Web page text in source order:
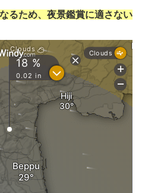
るため、夜景鑑賞に適さない